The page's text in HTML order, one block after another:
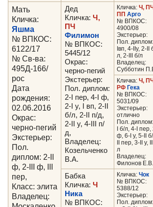
Мать
Кличка:
Яшма
№ ВПКОС:
6122/17
№ Св-ва:
495Д-166/
рос
Дата
рождения:
02.06.2016
Окрас:
черно-пегий
Экстерьер:
Пол.
диплом: 2-II
ф, 2-III ф, III
пер,
Класс: элита
Владелец:
Дед
Кличка: Ч,
ПЧ
Филимон
№ ВПКОС:
5445/12
Окрас:
черно-пегий
Экстерьер:
Пол. диплом:
2-I пер, 4-I ф,
2-I у, I вп, 2-II
б/л, 2-II п/д,
2-II у, 4-III п/
д,
Владелец:
Козельченко
В.А.
Кличка: Ч,
ПП Арго
№ ВПКОС:
4900/08
Экстерьер:
Пол. диплом:
Iвп, 4-IIу, 2-II
л, 2-III б/л
Владелец:
Субботин
Кличка: Ч, ПЧ
РФ Гека
№ ВПКОС:
5031/09
Экстерьер:
отлично
Пол.
I б/л, 4-I пер,
ф, 6-I у, 5-II
II пер, 3-II у,
л
Владелец:
Филонов Е.В.
Бабка
Кличка: Ч
Ника
№ ВПКОС:
Кличка: Чок
№ ВПКОС:
5388/12
Экстерьер:
Пол. диплом: